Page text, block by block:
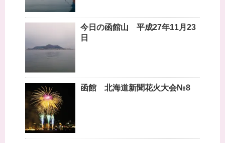
今日の函館山 平成27年11月23
日
函館 北海道新聞花火大会№8